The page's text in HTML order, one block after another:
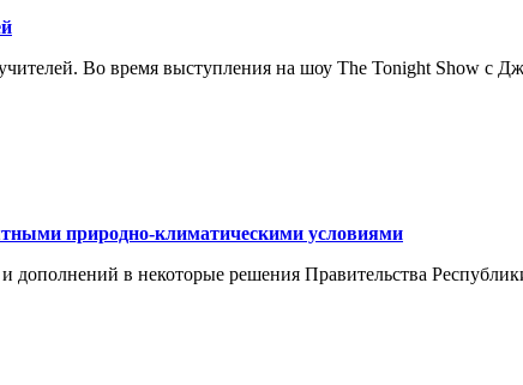
Во время выступления на шоу The Tonight Show с
природно-климатическими условиями
в некоторые решения Правительства